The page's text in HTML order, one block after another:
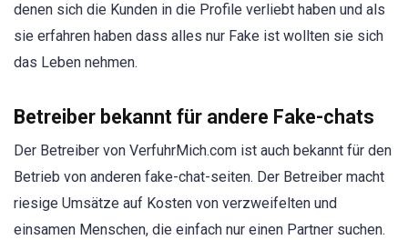
denen sich die Kunden in die Profile verliebt haben und als
sie erfahren haben dass alles nur Fake ist wollten sie sich
das Leben nehmen.
Betreiber bekannt für andere Fake-chats
Der Betreiber von VerfuhrMich.com ist auch bekannt für den
Betrieb von anderen fake-chat-seiten. Der Betreiber macht
riesige Umsätze auf Kosten von verzweifelten und
einsamen Menschen, die einfach nur einen Partner suchen.